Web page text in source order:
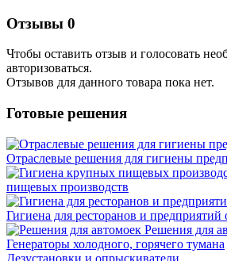
Отзывы 0
Чтобы оcтавить отзыв и голосовать
авторизоваться.
Отзывов для данного товара пока нет.
Готовые решения
Отраслевые решения для гигиены
пищевых производств
Гигиена для ресторанов и
Решения для
Генераторы холодного, горячего тумана
Дезустановки и опрыскиватели